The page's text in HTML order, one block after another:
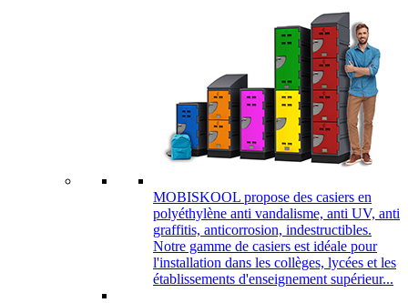
MOBISKOOL propose des casiers en
polyéthylène anti vandalisme, anti UV, anti
graffitis, anticorrosion, indestructibles.
Notre gamme de casiers est idéale pour
l'installation dans les collèges, lycées et les
établissements d'enseignement supérieur...